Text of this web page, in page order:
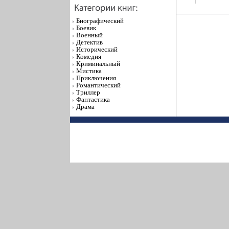
Биографический
Боевик
Военный
Детектив
Исторический
Комедия
Криминальный
Мистика
Приключения
Романтический
Триллер
Фантастика
Драма